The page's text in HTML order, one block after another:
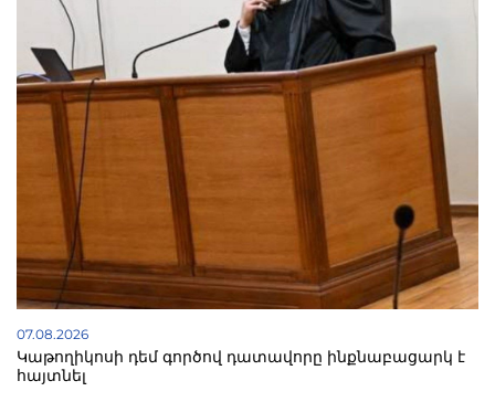
07.08.2026
Կաթողիկոսի դեմ գործով դատավորը ինքնաբացարկ է
հայտնել